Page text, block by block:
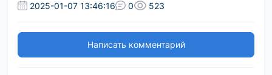
2025-01-07 13:46:16 0 523
Написать комментарий